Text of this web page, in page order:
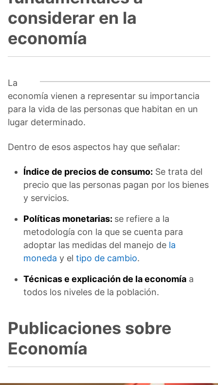
considerar en la
economía
La
economía vienen a representar su importancia
para la vida de las personas que habitan en un
lugar determinado.
Dentro de esos aspectos hay que señalar:
Índice de precios de consumo: Se trata del
precio que las personas pagan por los bienes
y servicios.
Políticas monetarias: se refiere a la
metodología con la que se cuenta para
adoptar las medidas del manejo de la
moneda y el tipo de cambio.
Técnicas e explicación de la economía a
todos los niveles de la población.
Publicaciones sobre
Economía